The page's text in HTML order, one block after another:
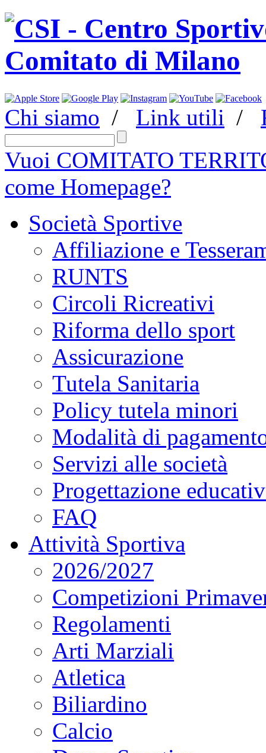
Chi siamo / Link utili /
Vuoi COMITATO
come Homepage?
Società Sportive
Affiliazione e
RUNTS
Circoli Ricreativi
Riforma dello sport
Assicurazione
Tutela Sanitaria
Policy tutela minori
Modalità di
Servizi alle società
Progettazione
FAQ
Attività Sportiva
2026/2027
Competizioni
Regolamenti
Arti Marziali
Atletica
Biliardino
Calcio